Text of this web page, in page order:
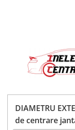
DIAMETRU
de centrare